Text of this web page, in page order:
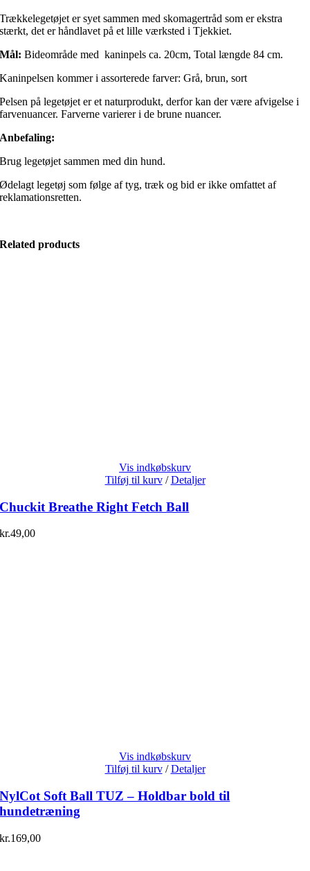
Trækkelegetøjet er syet sammen med skomagertråd som er ekstra
stærkt, det er håndlavet på et lille værksted i Tjekkiet.
Mål: Bideområde med kaninpels ca. 20cm, Total længde 84 cm.
Kaninpelsen kommer i assorterede farver: Grå, brun, sort
Pelsen på legetøjet er et naturprodukt, derfor kan der være afvigelse i
farvenuancer. Farverne varierer i de brune nuancer.
Anbefaling:
Brug legetøjet sammen med din hund.
Ødelagt legetøj som følge af tyg, træk og bid er ikke omfattet af
reklamationsretten.
Related products
Vis indkøbskurv
Tilføj til kurv / Detaljer
Chuckit Breathe Right Fetch Ball
kr.49,00
Vis indkøbskurv
Tilføj til kurv / Detaljer
NylCot Soft Ball TUZ – Holdbar bold til
hundetræning
kr.169,00